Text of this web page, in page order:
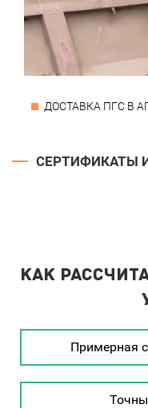
ДОСТАВКА ПГС В
СЕРТИФИКАТЫ
Как
Примерная